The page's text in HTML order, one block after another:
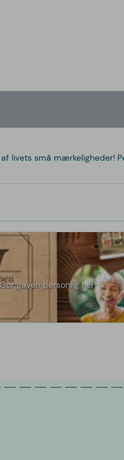
livets små mærkeligheder!
gaven personlig her!